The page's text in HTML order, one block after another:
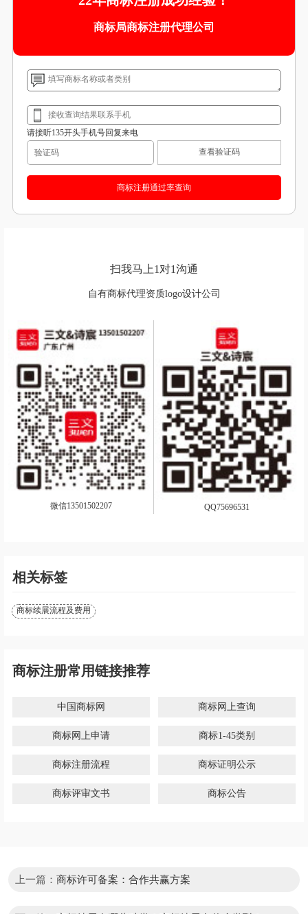
商标局商标注册代理公司
请接听135开头手机号回复来电
查看验证码
扫我马上1对1沟通
自有商标代理资质logo设计公司
微信13501502207 QQ75696531
相关标签
商标续展流程及费用
商标注册常用链接推荐
中国商标网 商标网上查询
商标网上申请 商标1-45类别
商标注册流程 商标证明公示
商标评审文书 商标公告
上一篇： 商标许可备案：合作共赢方案